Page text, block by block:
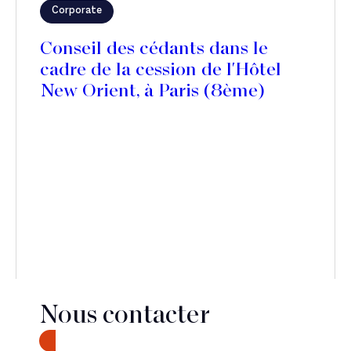
Corporate
Conseil des cédants dans le
cadre de la cession de l'Hôtel
New Orient, à Paris (8ème)
Nous contacter